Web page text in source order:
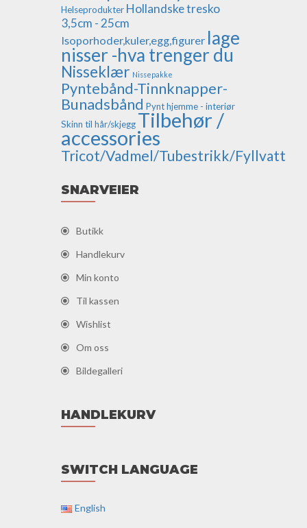
Helseprodukter Hollandske tresko
3,5cm - 25cm
Isoporhoder,kuler,egg,figurer lage
nisser -hva trenger du
Nisseklær Nissepakke
Pyntebånd-Tinnknapper-
Bunadsbånd Pynt hjemme - interiør
Skinn til hår/skjegg Tilbehør /
accessories
Tricot/Vadmel/Tubestrikk/Fyllvatt
SNARVEIER
Butikk
Handlekurv
Min konto
Til kassen
Wishlist
Om oss
Bildegalleri
HANDLEKURV
SWITCH LANGUAGE
English